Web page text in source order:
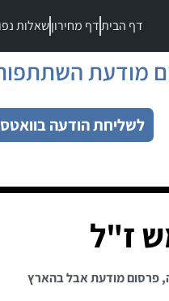
דף הביתדף מחירוןשאלות
מודעת
לשליחת הודעה
ז"ל
,פרסום מודעת אבל בהארץ